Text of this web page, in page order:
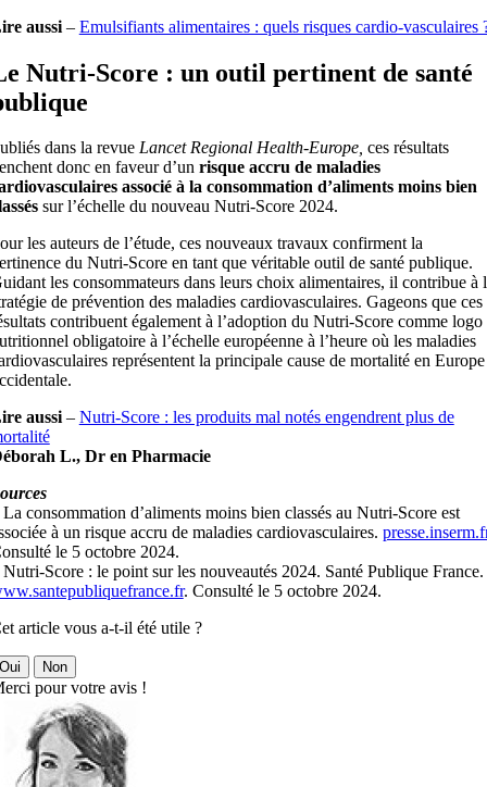
aussi– Emulsifiants alimentaires : quels risques cardio-vasculaires
Nutri-Score : un outil pertinent de santé
dans la revue Lancet Regional Health-Europe, ces résultats
donc en faveur d’un risque accru de maladies
associé à la consommation d’aliments moins bien
sur l’échelle du nouveau Nutri-Score 2024.
les auteurs de l’étude, ces nouveaux travaux confirment la
du Nutri-Score en tant que véritable outil de santé publique.
les consommateurs dans leurs choix alimentaires, il contribue à
de prévention des maladies cardiovasculaires. Gageons que ces
contribuent également à l’adoption du Nutri-Score comme logo
obligatoire à l’échelle européenne à l’heure où les maladies
représentent la principale cause de mortalité en Europe
aussi– Nutri-Score : les produits mal notés engendrent plus de
L., Dr en Pharmacie
consommation d’aliments moins bien classés au Nutri-Score est
à un risque accru de maladies cardiovasculaires.
le 5 octobre 2024.
Score : le point sur les nouveautés 2024. Santé Publique France.
. Consulté le 5 octobre 2024.
article vous a-t-il été utile ?
Non
pour votre avis !